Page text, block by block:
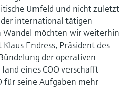
und
finden
Eisen,Umfeld und nicht zuletzt
international tätigen
Wandel möchten wir weiterhin
Endress, Präsident des
der operativen
eines COO verschafft
für seine Aufgaben mehr